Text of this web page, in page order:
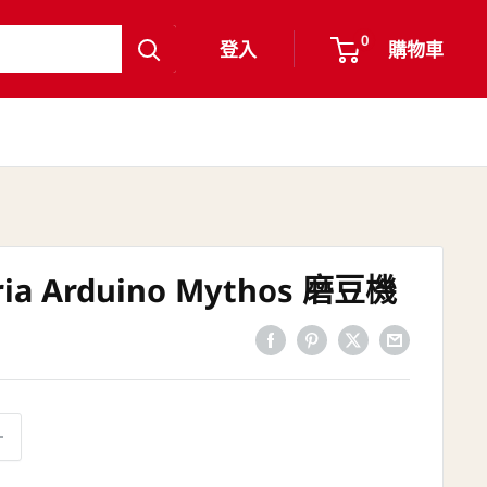
登入 0 購物車
Arduino Mythos 磨豆機